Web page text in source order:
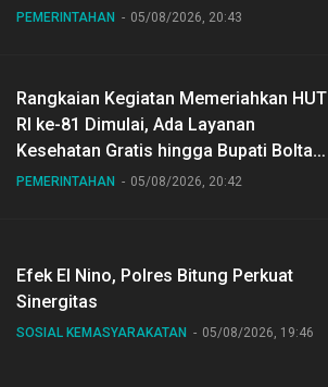
Gubernur Sulut
PEMERINTAHAN 05/08/2026, 20:43
Rangkaian Kegiatan Memeriahkan HUT
RI ke-81 Dimulai, Ada Layanan
Kesehatan Gratis hingga Bupati Boltara
Dr Sirajudin Lasena Ikut Jalan Sehat
PEMERINTAHAN 05/08/2026, 20:42
Efek El Nino, Polres Bitung Perkuat
Sinergitas
SOSIAL KEMASYARAKATAN 05/08/2026, 19:46